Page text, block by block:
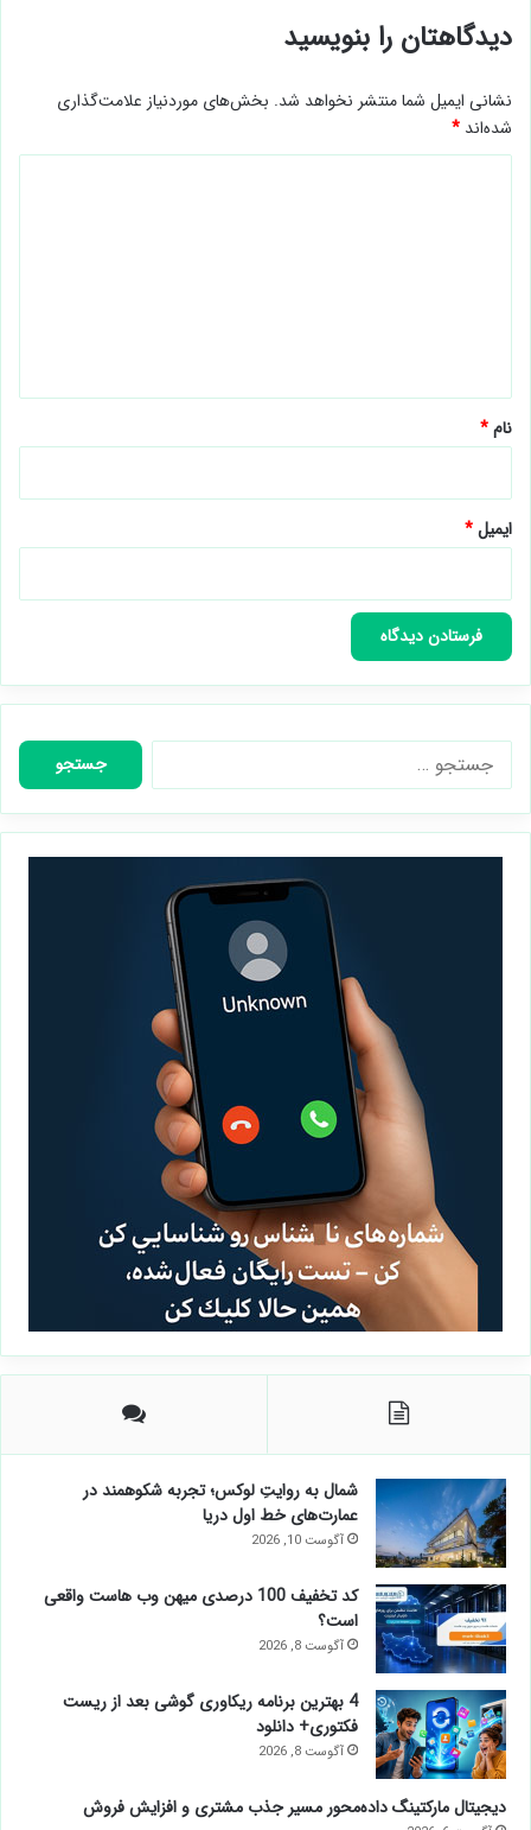
دیدگاهتان را بنویسید
نشانی ایمیل شما منتشر نخواهد شد. بخش‌های موردنیاز علامت‌گذاری
شده‌اند *
نام*
ایمیل*
جستجو
برای:
شمال به روایتِ لوکس؛ تجربه شکوهمند در
عمارت‌های خط اول دریا
آگوست 10, 2026
کد تخفیف 100 درصدی میهن وب هاست واقعی
است؟
آگوست 8, 2026
4 بهترین برنامه ریکاوری گوشی بعد از ریست
فکتوری+ دانلود
آگوست 8, 2026
دیجیتال مارکتینگ داده‌محور مسیر جذب مشتری و افزایش فروش